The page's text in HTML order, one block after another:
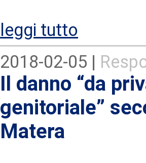
leggi tutto
2018-02-05 |
Il danno “da
genitoriale”
Matera